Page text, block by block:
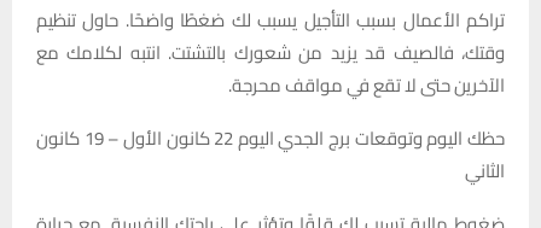
تراكم الأعمال بسبب التأجيل يسبب لك ضغطًا واضحًا. حاول تنظيم
وقتك، فالصيف قد يزيد من شعورك بالتشتت. انتبه لكلامك مع
الآخرين حتى لا تقع في مواقف محرجة.
حظك اليوم وتوقعات برج الجدي اليوم 22 كانون الأول – 19 كانون
الثاني